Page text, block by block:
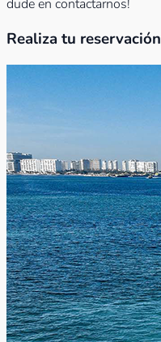
dude en contactarnos!
Realiza tu reservación